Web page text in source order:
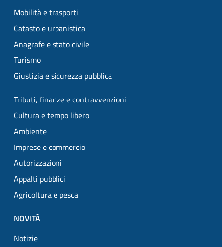
Mobilità e trasporti
Catasto e urbanistica
Anagrafe e stato civile
Turismo
Giustizia e sicurezza pubblica
Tributi, finanze e contravvenzioni
Cultura e tempo libero
Ambiente
Imprese e commercio
Autorizzazioni
Appalti pubblici
Agricoltura e pesca
NOVITÀ
Notizie